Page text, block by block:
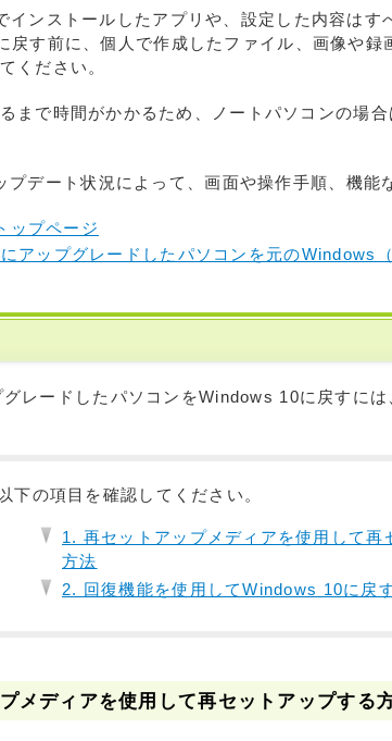
インストールしたアプリや、設定した内容はす
戻す前に、個人で作成したファイル、画像や録
ください。
まで時間がかかるため、ノートパソコンの場
デート状況によって、画面や操作手順、機能
ップページ
アップグレードしたパソコンを元のWindows
レードしたパソコンをWindows 10に戻すには
以下の項目を確認してください。
1. 再セットアップメディアを使用して再
方法
2. 回復機能を使用してWindows 10に戻
メディアを使用して再セットアップする